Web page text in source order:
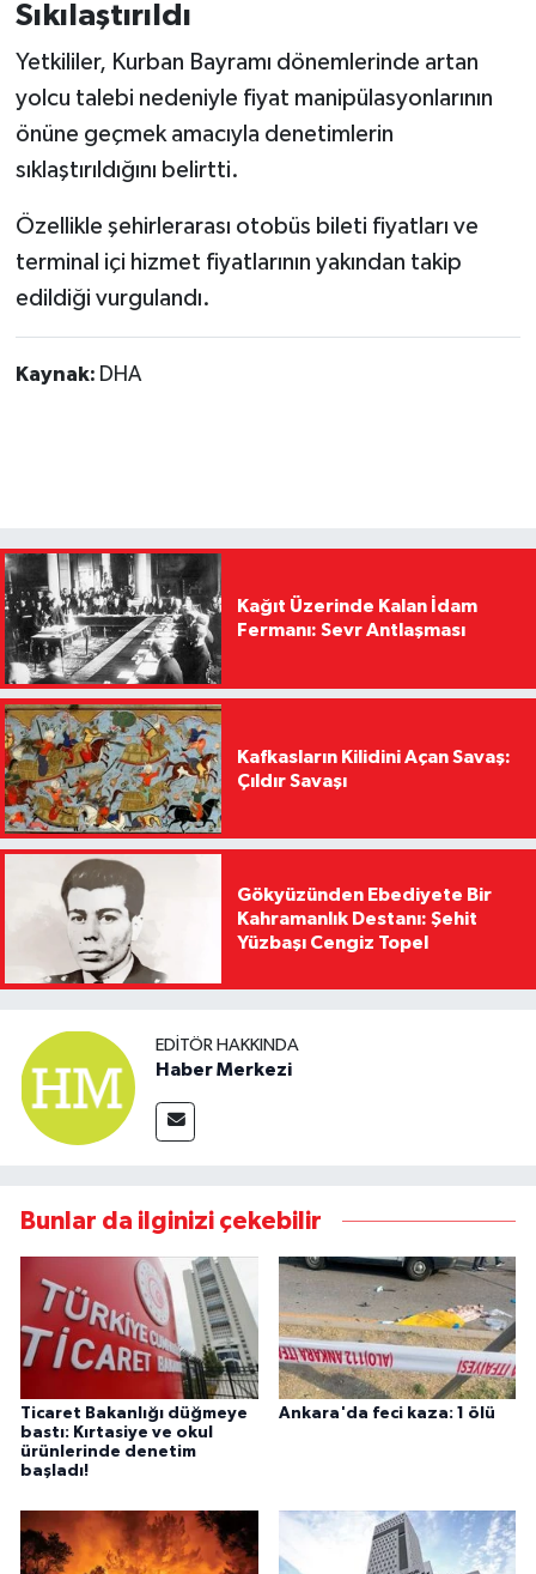
Sıkılaştırıldı
Yetkililer, Kurban Bayramı dönemlerinde artan
yolcu talebi nedeniyle fiyat manipülasyonlarının
önüne geçmek amacıyla denetimlerin
sıklaştırıldığını belirtti.
Özellikle şehirlerarası otobüs bileti fiyatları ve
terminal içi hizmet fiyatlarının yakından takip
edildiği vurgulandı.
Kaynak: DHA
Kağıt Üzerinde Kalan İdam
Fermanı: Sevr Antlaşması
Kafkasların Kilidini Açan Savaş:
Çıldır Savaşı
Gökyüzünden Ebediyete Bir
Kahramanlık Destanı: Şehit
Yüzbaşı Cengiz Topel
EDITÖR HAKKINDA
Haber Merkezi
Bunlar da ilginizi çekebilir
Ticaret Bakanlığı düğmeye
bastı: Kırtasiye ve okul
ürünlerinde denetim
başladı!
Ankara'da feci kaza: 1 ölü